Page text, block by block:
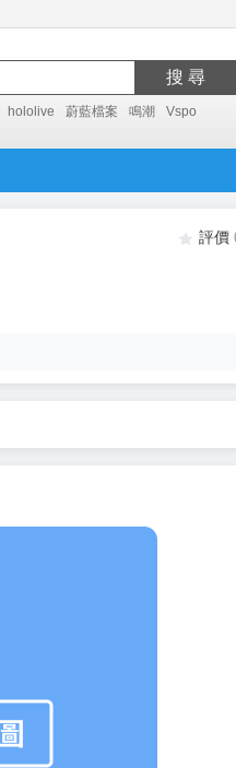
搜 尋
hololive 蔚藍檔案 鳴潮 Vspo
評價